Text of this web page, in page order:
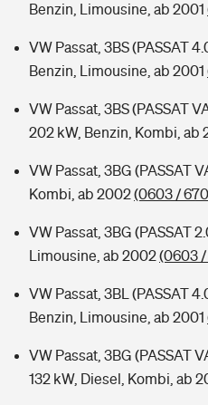
Benzin, Limousine, ab 2001
VW Passat, 3BS (PASSAT
Benzin, Limousine, ab 2001
VW Passat, 3BS (PASSAT
202 kW, Benzin, Kombi, ab
VW Passat, 3BG (PASSAT
Kombi, ab 2002(0603 /
VW Passat, 3BG (PASSAT
Limousine, ab 2002(0603 /
VW Passat, 3BL (PASSAT
Benzin, Limousine, ab 2001
VW Passat, 3BG (PASSAT
132 kW, Diesel, Kombi, ab